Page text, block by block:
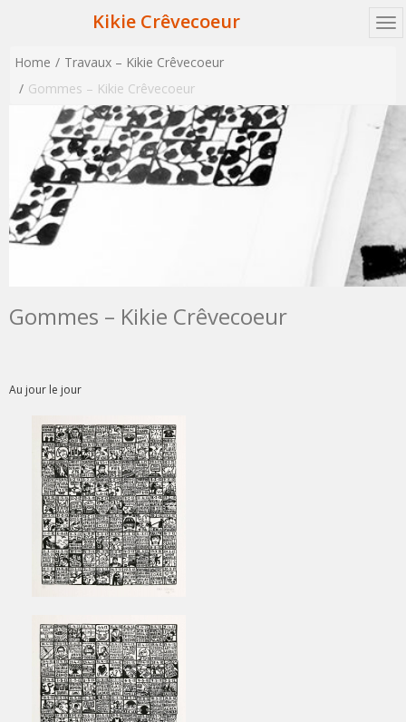
Kikie Crêvecoeur
Home
Travaux – Kikie Crêvecoeur
Gommes – Kikie Crêvecoeur
Gommes – Kikie Crêvecoeur
Au jour le jour